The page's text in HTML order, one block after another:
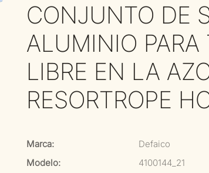
CONJUNTO DE
ALUMINIO PARA
LIBRE EN LA
RESORTROPE
Marca:
Defaico
Modelo:
4100144_21